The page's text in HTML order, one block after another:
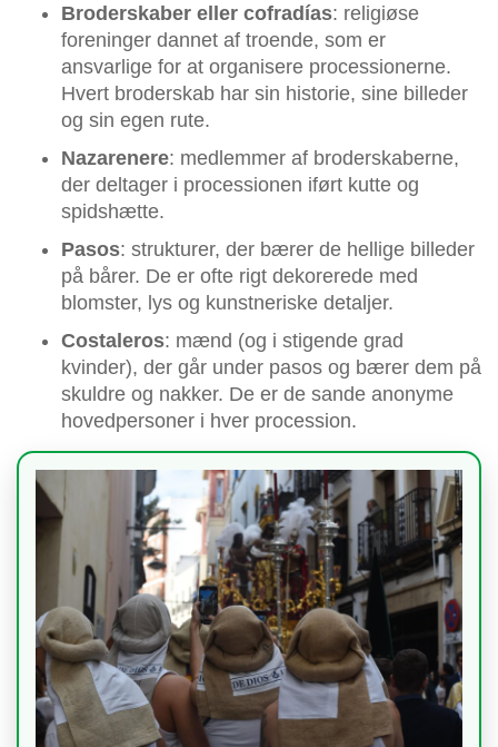
Broderskaber eller cofradías: religiøse
foreninger dannet af troende, som er
ansvarlige for at organisere processionerne.
Hvert broderskab har sin historie, sine billeder
og sin egen rute.
Nazarenere: medlemmer af broderskaberne,
der deltager i processionen iført kutte og
spidshætte.
Pasos: strukturer, der bærer de hellige billeder
på bårer. De er ofte rigt dekorerede med
blomster, lys og kunstneriske detaljer.
Costaleros: mænd (og i stigende grad
kvinder), der går under pasos og bærer dem på
skuldre og nakker. De er de sande anonyme
hovedpersoner i hver procession.